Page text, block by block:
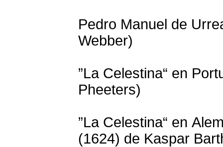
Pedro Manuel de
Webber)
”La Celestina“ en
Pheeters)
”La Celestina“ en
(1624) de Kaspar